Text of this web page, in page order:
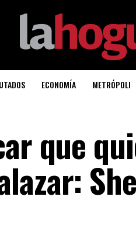
ECONOMÍA METRÓPOLI
que